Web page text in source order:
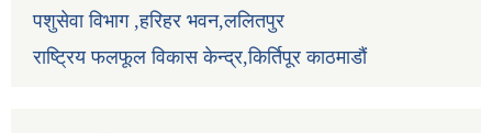
पशुसेवा विभाग ,हरिहर भवन,ललितपुर
राष्ट्रिय फलफूल विकास केन्द्र,किर्तिपूर काठमाडौं